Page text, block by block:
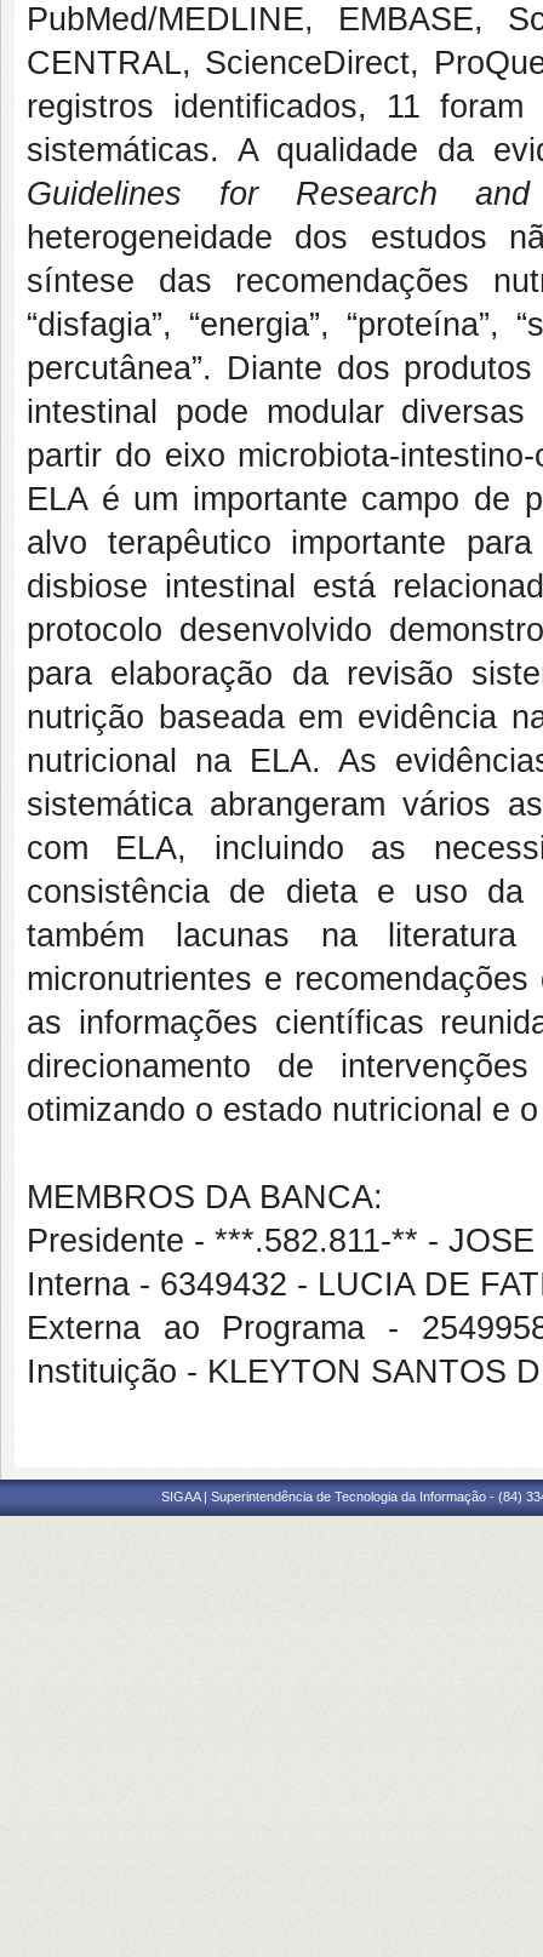
PubMed/MEDLINE, EMBASE,
CENTRAL, ScienceDirect,
registros identificados, 11
sistemáticas. A qualidade da
Guidelines for Research
heterogeneidade dos estudos
síntese das recomendações
“disfagia”, “energia”, “proteína”,
percutânea”. Diante dos
intestinal pode modular
partir do eixo microbiota-
ELA é um importante campo de
alvo terapêutico importante
disbiose intestinal está
protocolo desenvolvido
para elaboração da revisão
nutrição baseada em evidência
nutricional na ELA. As
sistemática abrangeram vários
com ELA, incluindo as
consistência de dieta e uso da
também lacunas na
micronutrientes e
as informações científicas
direcionamento de
otimizando o estado nutricional e
MEMBROS DA BANCA:
Presidente - ***.582.811-** -
Interna - 6349432 - LUCIA DE
Externa ao Programa -
Instituição - KLEYTON SANTOS
SIGAA | Superintendência de Tecnologia da Informação - (84)